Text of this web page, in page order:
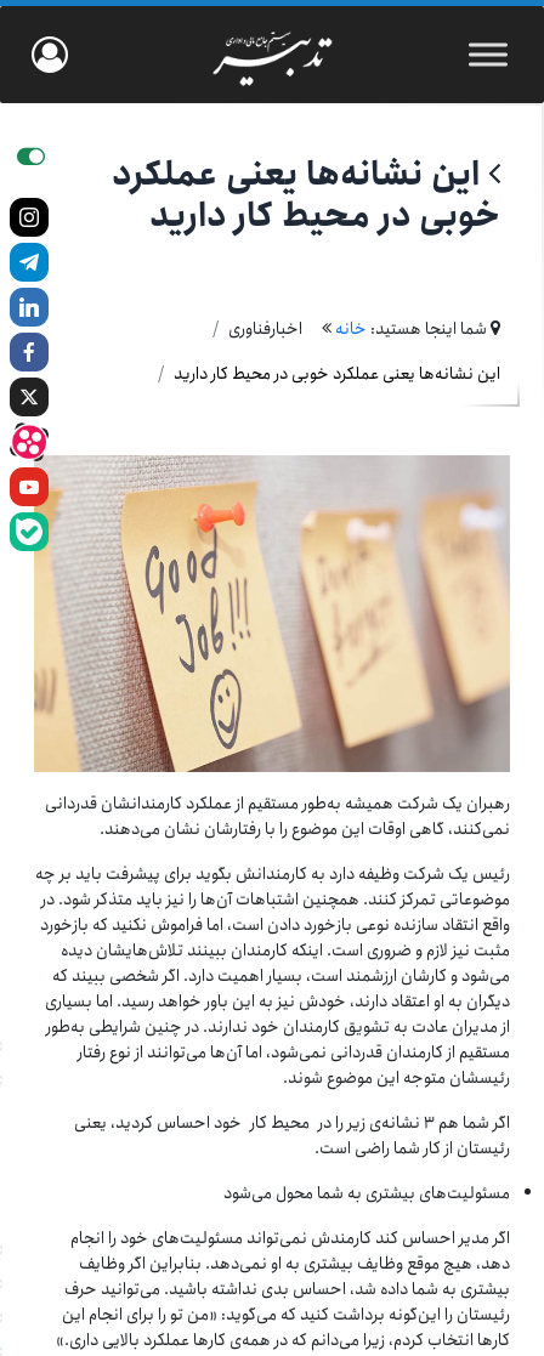
این نشانه‌ها یعنی عملکرد
خوبی در محیط کار دارید
شما اینجا هستید: خانه
اخبارفناوری
این نشانه‌ها یعنی عملکرد خوبی در محیط کار دارید
رهبران یک شرکت همیشه به‌طور مستقیم از عملکرد کارمندانشان قدردانی
نمی‌کنند، گاهی اوقات این موضوع را با رفتارشان نشان می‌دهند.
رئیس یک شرکت وظیفه دارد به کارمندانش بگوید برای پیشرفت باید بر چه
موضوعاتی تمرکز کنند. همچنین اشتباهات آن‌ها را نیز باید متذکر شود. در
واقع انتقاد سازنده نوعی بازخورد دادن است، اما فراموش نکنید که بازخورد
مثبت نیز لازم و ضروری است. اینکه کارمندان ببینند تلاش‌هایشان دیده
می‌شود و کارشان ارزشمند است، بسیار اهمیت دارد. اگر شخصی ببیند که
دیگران به او اعتقاد دارند، خودش نیز به این باور خواهد رسید. اما بسیاری
از مدیران عادت به تشویق کارمندان خود ندارند. در چنین شرایطی به‌طور
مستقیم از کارمندان قدردانی نمی‌شود، اما آن‌ها می‌توانند از نوع رفتار
رئیسشان متوجه این موضوع شوند.
اگر شما هم ۳ نشانه‌ی زیر را در محیط کار خود احساس کردید، یعنی
رئیستان از کار شما راضی است.
مسئولیت‌های بیشتری به شما محول می‌شود
اگر مدیر احساس کند کارمندش نمی‌تواند مسئولیت‌های خود را انجام
دهد، هیچ موقع وظایف بیشتری به او نمی‌دهد. بنابراین اگر وظایف
بیشتری به شما داده شد، احساس بدی نداشته باشید. می‌توانید حرف
رئیستان را این‌گونه برداشت کنید که می‌گوید: «من تو را برای انجام این
کارها انتخاب کردم، زیرا می‌دانم که در همه‌ی کارها عملکرد بالایی داری.»